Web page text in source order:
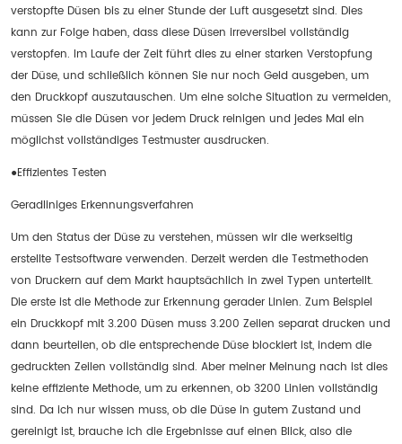
verstopfte Düsen bis zu einer Stunde der Luft ausgesetzt sind. Dies
kann zur Folge haben, dass diese Düsen irreversibel vollständig
verstopfen. Im Laufe der Zeit führt dies zu einer starken Verstopfung
der Düse, und schließlich können Sie nur noch Geld ausgeben, um
den Druckkopf auszutauschen. Um eine solche Situation zu vermeiden,
müssen Sie die Düsen vor jedem Druck reinigen und jedes Mal ein
möglichst vollständiges Testmuster ausdrucken.
●Effizientes Testen
Geradliniges Erkennungsverfahren
Um den Status der Düse zu verstehen, müssen wir die werkseitig
erstellte Testsoftware verwenden. Derzeit werden die Testmethoden
von Druckern auf dem Markt hauptsächlich in zwei Typen unterteilt.
Die erste ist die Methode zur Erkennung gerader Linien. Zum Beispiel
ein Druckkopf mit 3.200 Düsen muss 3.200 Zeilen separat drucken und
dann beurteilen, ob die entsprechende Düse blockiert ist, indem die
gedruckten Zeilen vollständig sind. Aber meiner Meinung nach ist dies
keine effiziente Methode, um zu erkennen, ob 3200 Linien vollständig
sind. Da ich nur wissen muss, ob die Düse in gutem Zustand und
gereinigt ist, brauche ich die Ergebnisse auf einen Blick, also die